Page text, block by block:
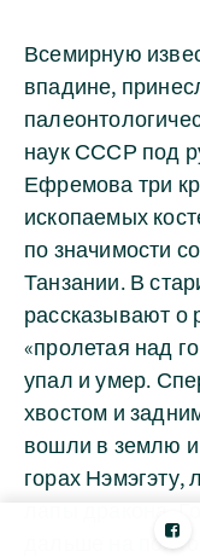
Всемирную
впадине,
наук СССР под
Ефремова три
ископаемых
по значимости
Танзании. В
рассказывают о
«пролетая над
упал и умер.
хвостом и
вошли в землю
горах Нэмэгэту,
дальше на